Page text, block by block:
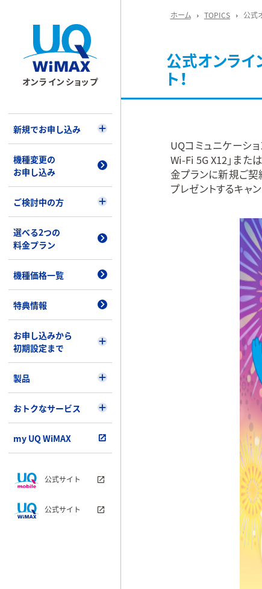
オンラインショップ
新規でお申し込み
機種変更の
お申し込み
ご検討中の方
選べる2つの
料金プラン
機種価格一覧
特典情報
お申し込みから
初期設定まで
製品
おトクなサービス
my UQ WiMAX
公式サイト
公式サイト
ホーム TOPICS 公式
公式オンライ
ト！
UQコミュニケーシ
Wi-Fi 5G X12」また
金プランに新規ご
プレゼントするキャ